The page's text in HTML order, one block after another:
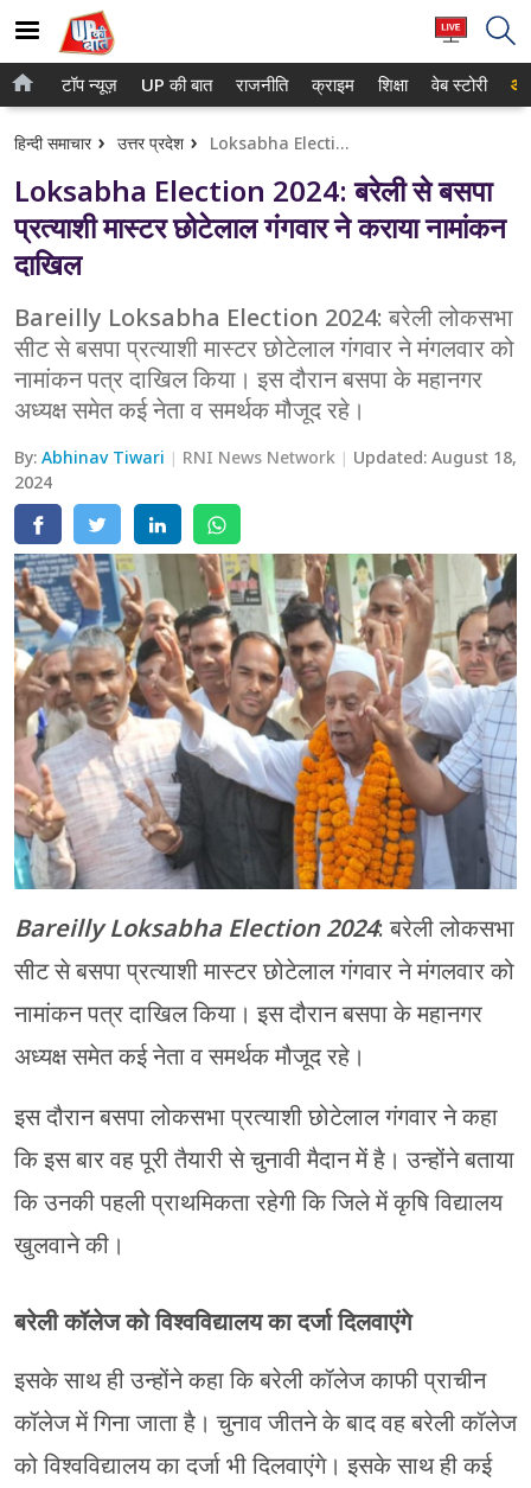
होम
टॉप न्यूज़
UP की बात
राजनीति
क्राइम
शिक्षा
वेब स्टोरी
टॉप न्यूज़ UP की बात राजनीति क्राइम शिक्षा वेब स्टोरी
हिन्दी समाचार उत्तर प्रदेश Loksabha Election 2024: बरेली से बसपा प्रत्याशी मास्टर छोटेलाल गंगवार ने कराया नामांकन दाखिल
Loksabha Election 2024: बरेली से बसपा
प्रत्याशी मास्टर छोटेलाल गंगवार ने कराया नामांकन
दाखिल
Bareilly Loksabha Election 2024: बरेली लोकसभा
सीट से बसपा प्रत्याशी मास्टर छोटेलाल गंगवार ने मंगलवार को
नामांकन पत्र दाखिल किया। इस दौरान बसपा के महानगर
अध्यक्ष समेत कई नेता व समर्थक मौजूद रहे।
By:Abhinav Tiwari RNI News Network Updated:August 18,
2024
Bareilly Loksabha Election 2024: बरेली लोकसभा
सीट से बसपा प्रत्याशी मास्टर छोटेलाल गंगवार ने मंगलवार को
नामांकन पत्र दाखिल किया। इस दौरान बसपा के महानगर
अध्यक्ष समेत कई नेता व समर्थक मौजूद रहे।
इस दौरान बसपा लोकसभा प्रत्याशी छोटेलाल गंगवार ने कहा
कि इस बार वह पूरी तैयारी से चुनावी मैदान में है। उन्होंने बताया
कि उनकी पहली प्राथमिकता रहेगी कि जिले में कृषि विद्यालय
खुलवाने की।
बरेली कॉलेज को विश्वविद्यालय का दर्जा दिलवाएंगे
इसके साथ ही उन्होंने कहा कि बरेली कॉलेज काफी प्राचीन
कॉलेज में गिना जाता है। चुनाव जीतने के बाद वह बरेली कॉलेज
को विश्वविद्यालय का दर्जा भी दिलवाएंगे। इसके साथ ही कई
गाजियाबाद
लखनऊ
कानपुर
वाराणसी
आगरा
अयोध्या
अलीगढ़
मथुरा
मेरठ
मुरादाबाद
गोरखपुर
प्रयागराज
रामपुर